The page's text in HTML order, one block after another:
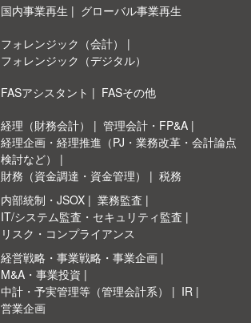
国内事業再生 グローバル事業再生
フォレンジック（会計）
フォレンジック（デジタル）
FASアシスタント FASその他
経理（財務会計）
管理会計・FP&A
経理企画・経理推進（PJ・業務改革・会計論点
検討など）
財務（資金調達・資金管理）
税務
内部統制・JSOX
業務監査
IT/システム監査・セキュリティ監査
リスク・コンプライアンス
経営戦略・事業戦略・事業企画
M&A・事業投資
中計・予実管理等（管理会計系）
IR
営業企画